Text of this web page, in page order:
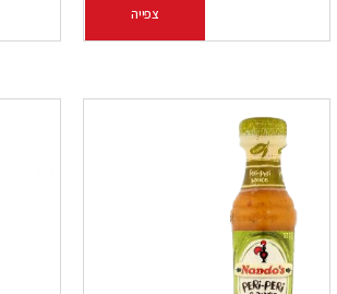
הוספה לסל
צפייה